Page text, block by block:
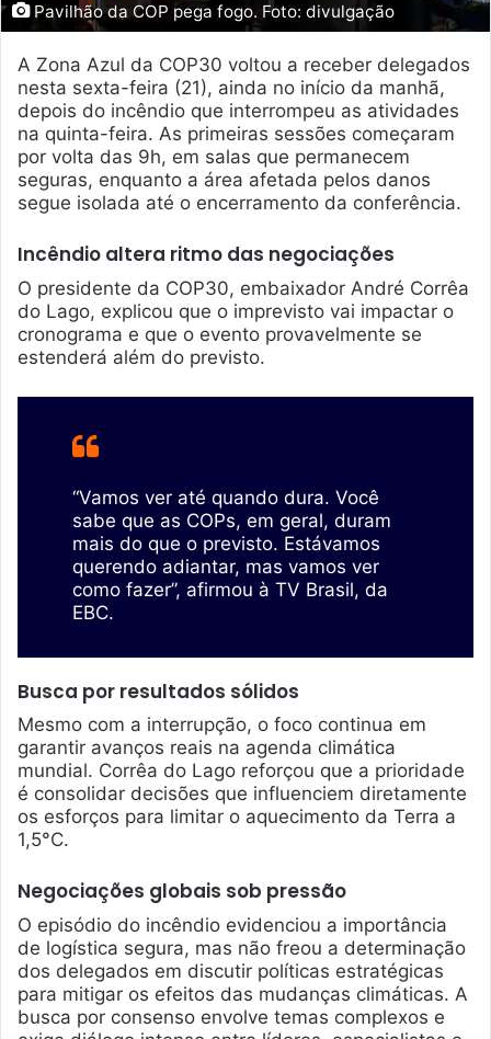
Pavilhão da COP pega fogo. Foto: divulgação
A Zona Azul da COP30 voltou a receber delegados
nesta sexta-feira (21), ainda no início da manhã,
depois do incêndio que interrompeu as atividades
na quinta-feira. As primeiras sessões começaram
por volta das 9h, em salas que permanecem
seguras, enquanto a área afetada pelos danos
segue isolada até o encerramento da conferência.
Incêndio altera ritmo das negociações
O presidente da COP30, embaixador André Corrêa
do Lago, explicou que o imprevisto vai impactar o
cronograma e que o evento provavelmente se
estenderá além do previsto.
“Vamos ver até quando dura. Você
sabe que as COPs, em geral, duram
mais do que o previsto. Estávamos
querendo adiantar, mas vamos ver
como fazer”, afirmou à TV Brasil, da
EBC.
Busca por resultados sólidos
Mesmo com a interrupção, o foco continua em
garantir avanços reais na agenda climática
mundial. Corrêa do Lago reforçou que a prioridade
é consolidar decisões que influenciem diretamente
os esforços para limitar o aquecimento da Terra a
1,5°C.
Negociações globais sob pressão
O episódio do incêndio evidenciou a importância
de logística segura, mas não freou a determinação
dos delegados em discutir políticas estratégicas
para mitigar os efeitos das mudanças climáticas. A
busca por consenso envolve temas complexos e